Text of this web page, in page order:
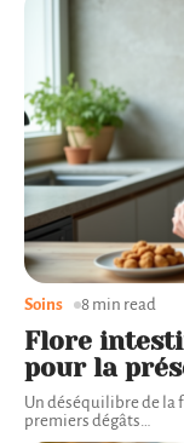
Flore
pour la
Un déséquilibre de la
premiers dégâts…
Soins 8 min read